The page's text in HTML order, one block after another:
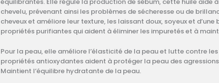
chevelu, prévenant ainsi les problèmes de sécheresse ou de
cheveux et améliore leur texture, les laissant doux, soyeux et
propriétés purifiantes qui aident à éliminer les impuretés et à
Pour la peau, elle améliore l’élasticité de la peau et lutte contre
propriétés antioxydantes aident à protéger la peau des
Maintient l’équilibre hydratante de la peau.